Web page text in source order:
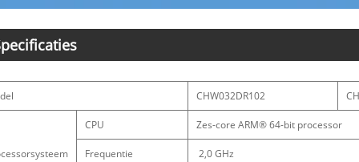
CHW032DR102
CPU Zes-core ARM® 64-bit processor
Frequentie 2,0 GHz